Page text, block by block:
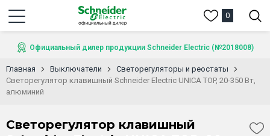
0
Официальный дилер продукции Schneider Electric (№2018008)
Главная Выключатели
Светорегуляторы и реостаты
Светорегулятор клавишный Schneider Electric UNICA TOP, 20-350 Вт,
алюминий
Светорегулятор клавишный